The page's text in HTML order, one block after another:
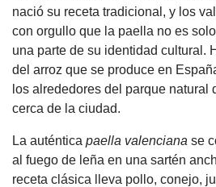
nació su receta tradicional, y los
con orgullo que la paella no es
una parte de su identidad cultural.
del arroz que se produce en
los alrededores del parque natural
cerca de la ciudad.
La auténtica paella valenciana se
al fuego de leña en una sartén
receta clásica lleva pollo, conejo,